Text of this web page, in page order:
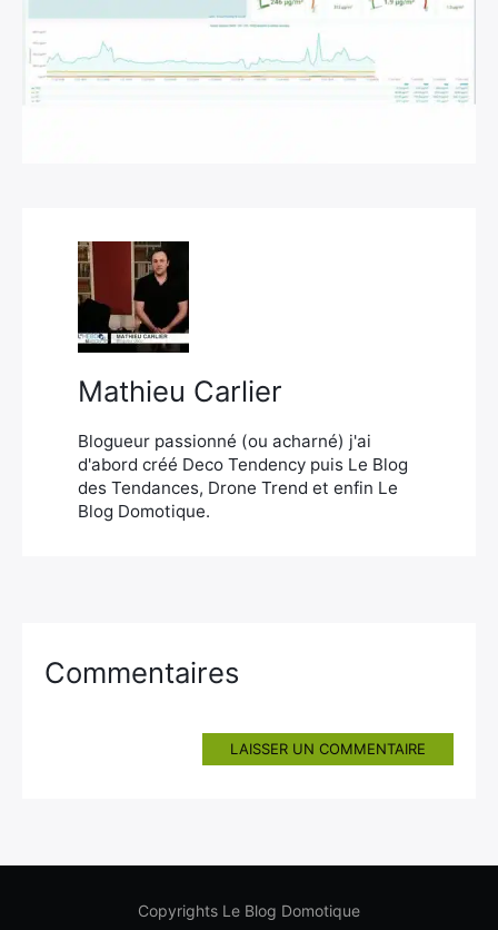
Mathieu Carlier
Blogueur passionné (ou acharné) j'ai
d'abord créé Deco Tendency puis Le Blog
des Tendances, Drone Trend et enfin Le
Blog Domotique.
Commentaires
LAISSER UN COMMENTAIRE
Copyrights Le Blog Domotique
Rechercher
: